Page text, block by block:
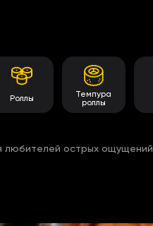
Роллы
Темпура
роллы
любителей острых ощущений